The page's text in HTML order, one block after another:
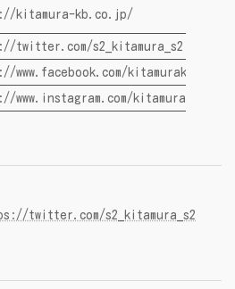
kitamura-kb.co.jp/
twitter.com/s2_kitamura_s2
www.facebook.com/kitamurakb
www.instagram.com/
twitter.com/s2_kitamura_s2